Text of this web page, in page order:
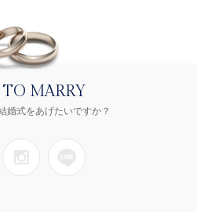
MARRY
婚式をあげたいですか？